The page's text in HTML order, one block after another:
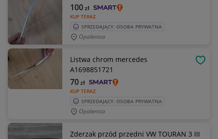
KUP TERAZ
100zł
SPRZEDAJĄCY: OSOBA PRYWATNA
Opalenica
Listwa chrom mercedes
A1698851721
KUP TERAZ
70zł
SPRZEDAJĄCY: OSOBA PRYWATNA
Opalenica
Zderzak przód przedni VW TOURAN 3 III